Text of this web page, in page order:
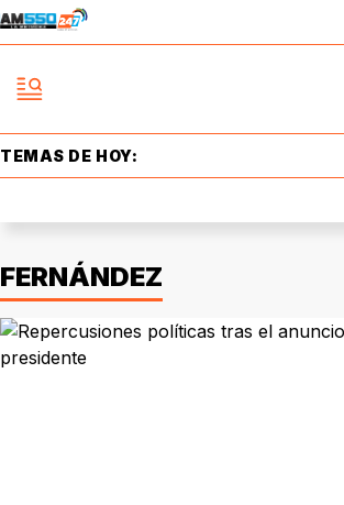
TEMAS DE HOY:
FERNÁNDEZ